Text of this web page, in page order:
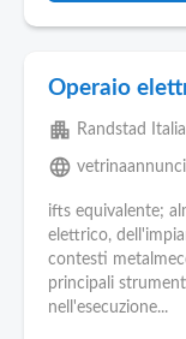
Operaio
apartment Randstad
language
ifts equivalente;
elettrico,
contesti
principali
nell'esecuzione...